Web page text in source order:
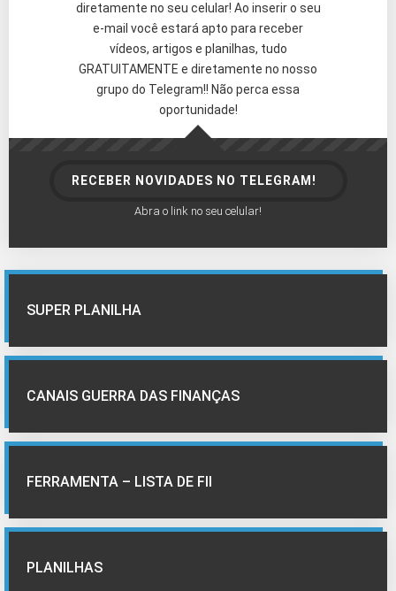
diretamente no seu celular! Ao inserir o seu
e-mail você estará apto para receber
vídeos, artigos e planilhas, tudo
GRATUITAMENTE e diretamente no nosso
grupo do Telegram!! Não perca essa
oportunidade!
RECEBER NOVIDADES NO TELEGRAM!
Abra o link no seu celular!
SUPER PLANILHA
CANAIS GUERRA DAS FINANÇAS
FERRAMENTA – LISTA DE FII
PLANILHAS